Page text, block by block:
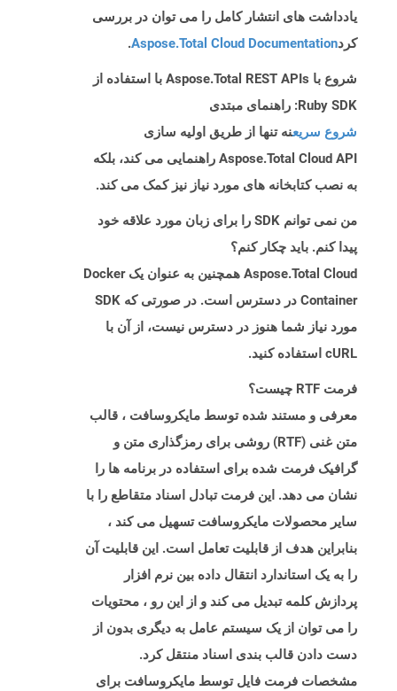
یادداشت های انتشار کامل را می توان در بررسی
کردAspose.Total Cloud Documentation
.
شروع با Aspose.Total REST APIs با استفاده از
Ruby SDK: راهنمای مبتدی
شروع سریعنه تنها از طریق اولیه سازی
Aspose.Total Cloud API راهنمایی می کند، بلکه
به نصب کتابخانه های مورد نیاز نیز کمک می کند.
من نمی توانم SDK را برای زبان مورد علاقه خود
پیدا کنم. باید چکار کنم؟
Aspose.Total Cloud همچنین به عنوان یک Docker
Container در دسترس است. در صورتی که SDK
مورد نیاز شما هنوز در دسترس نیست، از آن با
cURL استفاده کنید.
فرمت RTF چیست؟
معرفی و مستند شده توسط مایکروسافت ، قالب
متن غنی (RTF) روشی برای رمزگذاری متن و
گرافیک فرمت شده برای استفاده در برنامه ها را
نشان می دهد. این فرمت تبادل اسناد متقاطع را با
سایر محصولات مایکروسافت تسهیل می کند ،
بنابراین هدف از قابلیت تعامل است. این قابلیت آن
را به یک استاندارد انتقال داده بین نرم افزار
پردازش کلمه تبدیل می کند و از این رو ، محتویات
را می توان از یک سیستم عامل به دیگری بدون از
دست دادن قالب بندی اسناد منتقل کرد.
مشخصات فرمت فایل توسط مایکروسافت برای